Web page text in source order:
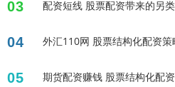
03 配资短线 股票配资带来的另
04 外汇110网 股票结构化配资策
05 期货配资赚钱 股票结构化配